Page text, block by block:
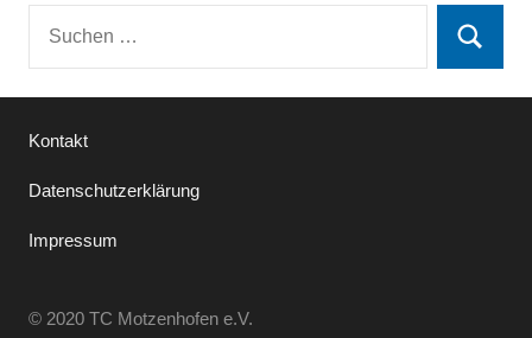
Suchen
Kontakt
Datenschutzerklärung
Impressum
© 2020 TC Motzenhofen e.V.